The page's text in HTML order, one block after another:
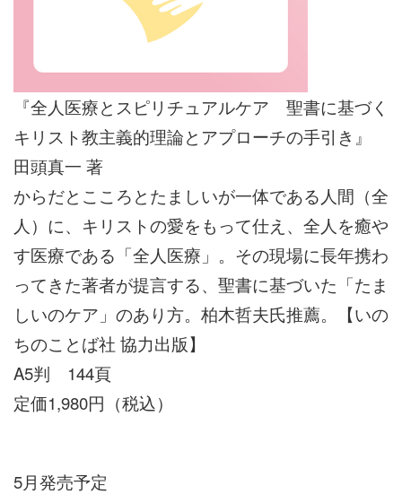
『全人医療とスピリチュアルケア 聖書に基づく
キリスト教主義的理論とアプローチの手引き』
田頭真一 著
からだとこころとたましいが一体である人間（全
人）に、キリストの愛をもって仕え、全人を癒や
す医療である「全人医療」。その現場に長年携わ
ってきた著者が提言する、聖書に基づいた「たま
しいのケア」のあり方。柏木哲夫氏推薦。【いの
ちのことば社 協力出版】
A5判 144頁
定価1,980円（税込）
5月発売予定